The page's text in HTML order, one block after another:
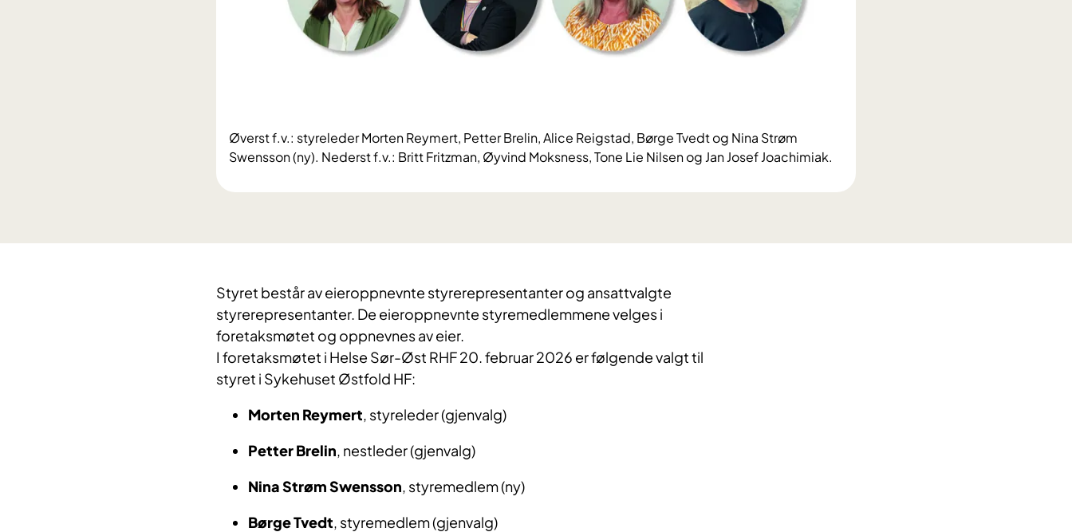
Øverst f.v.: styreleder Morten Reymert, Petter Brelin, Alice Reigstad, Børge Tvedt og Nina Strøm
Swensson (ny). Nederst f.v.: Britt Fritzman, Øyvind Moksness, Tone Lie Nilsen og Jan Josef Joachimiak.
Styret består av eieroppnevnte styrerepresentanter og ansattvalgte
styrerepresentanter. De eieroppnevnte styremedlemmene velges i
foretaksmøtet og oppnevnes av eier.
I foretaksmøtet i Helse Sør-Øst RHF 20. februar 2026 er følgende valgt til
styret i Sykehuset Østfold HF:
Morten Reymert, styreleder (gjenvalg)
Petter Brelin, nestleder (gjenvalg)
Nina Strøm Swensson, styremedlem (ny)
Børge Tvedt, styremedlem (gjenvalg)